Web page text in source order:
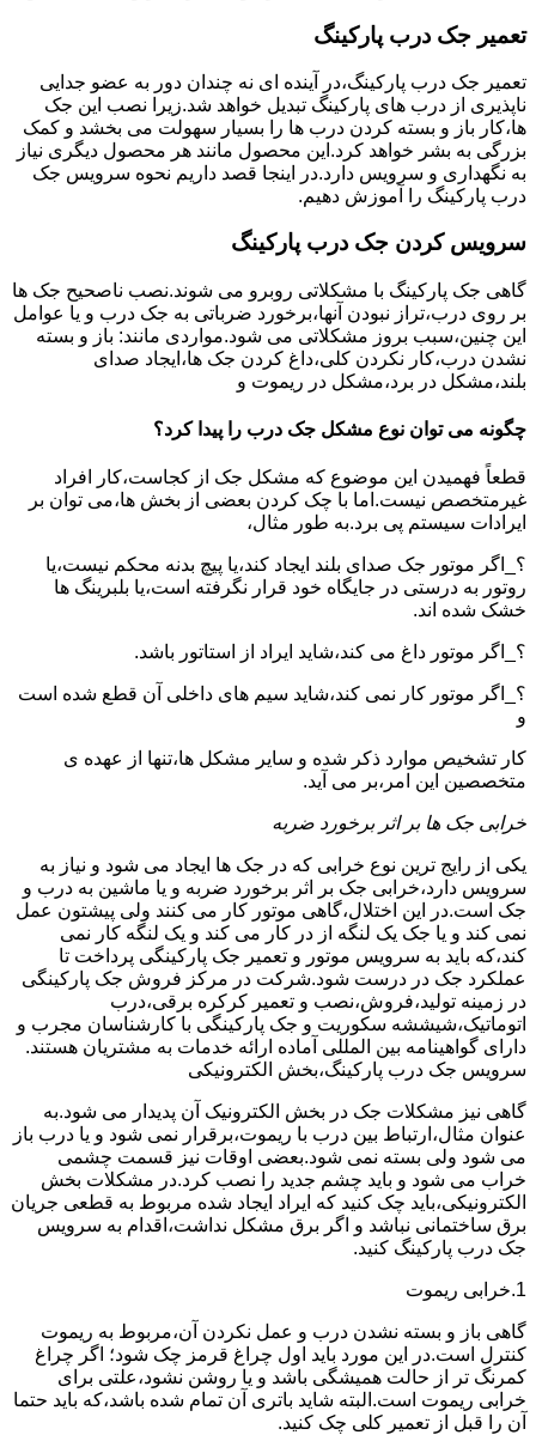
تعمیر جک درب پارکینگ
تعمیر جک درب پارکینگ،در آینده ای نه چندان دور به عضو جدایی
ناپذیری از درب های پارکینگ تبدیل خواهد شد.زیرا نصب این جک
ها،کار باز و بسته کردن درب ها را بسیار سهولت می بخشد و کمک
بزرگی به بشر خواهد کرد.این محصول مانند هر محصول دیگری نیاز
به نگهداری و سرویس دارد.در اینجا قصد داریم نحوه سرویس جک
درب پارکینگ را آموزش دهیم.
سرویس کردن جک درب پارکینگ
گاهی جک پارکینگ با مشکلاتی روبرو می شوند.نصب ناصحیح جک ها
بر روی درب،تراز نبودن آنها،برخورد ضرباتی به جک درب و یا عوامل
این چنین،سبب بروز مشکلاتی می شود.مواردی مانند: باز و بسته
نشدن درب،کار نکردن کلی،داغ کردن جک ها،ایجاد صدای
بلند،مشکل در برد،مشکل در ریموت و
چگونه می توان نوع مشکل جک درب را پیدا کرد؟
قطعاً فهمیدن این موضوع که مشکل جک از کجاست،کار افراد
غیرمتخصص نیست.اما با چک کردن بعضی از بخش ها،می توان بر
ایرادات سیستم پی برد.به طور مثال،
؟_اگر موتور جک صدای بلند ایجاد کند،یا پیچ بدنه محکم نیست،یا
روتور به درستی در جایگاه خود قرار نگرفته است،یا بلبرینگ ها
خشک شده اند.
؟_اگر موتور داغ می کند،شاید ایراد از استاتور باشد.
؟_اگر موتور کار نمی کند،شاید سیم های داخلی آن قطع شده است
و
کار تشخیص موارد ذکر شده و سایر مشکل ها،تنها از عهده ی
متخصصین این امر،بر می آید.
خرابی جک ها بر اثر برخورد ضربه
یکی از رایج ترین نوع خرابی که در جک ها ایجاد می شود و نیاز به
سرویس دارد،خرابی جک بر اثر برخورد ضربه و یا ماشین به درب و
جک است.در این اختلال،گاهی موتور کار می کنند ولی پیشتون عمل
نمی کند و یا جک یک لنگه از در کار می کند و یک لنگه کار نمی
کند،که باید به سرویس موتور و تعمیر جک پارکینگی پرداخت تا
عملکرد جک در درست شود.شرکت در مرکز فروش جک پارکینگی
در زمینه تولید،فروش،نصب و تعمیر کرکره برقی،درب
اتوماتیک،شیششه سکوریت و جک پارکینگی با کارشناسان مجرب و
دارای گواهینامه بین المللی آماده ارائه خدمات به مشتریان هستند.
سرویس جک درب پارکینگ،بخش الکترونیکی
گاهی نیز مشکلات جک در بخش الکترونیک آن پدیدار می شود.به
عنوان مثال،ارتباط بین درب با ریموت،برقرار نمی شود و یا درب باز
می شود ولی بسته نمی شود.بعضی اوقات نیز قسمت چشمی
خراب می شود و باید چشم جدید را نصب کرد.در مشکلات بخش
الکترونیکی،باید چک کنید که ایراد ایجاد شده مربوط به قطعی جریان
برق ساختمانی نباشد و اگر برق مشکل نداشت،اقدام به سرویس
جک درب پارکینگ کنید.
1.خرابی ریموت
گاهی باز و بسته نشدن درب و عمل نکردن آن،مربوط به ریموت
کنترل است.در این مورد باید اول چراغ قرمز چک شود؛ اگر چراغ
کمرنگ تر از حالت همیشگی باشد و یا روشن نشود،علتی برای
خرابی ریموت است.البته شاید باتری آن تمام شده باشد،که باید حتما
آن را قبل از تعمیر کلی چک کنید.